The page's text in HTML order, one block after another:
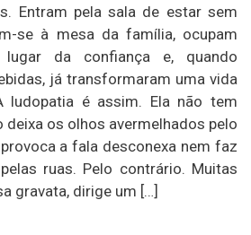
Entram pela sala de estar sem
se à mesa da família, ocupam
lugar da confiança e, quando
já transformaram uma vida
ludopatia é assim. Ela não tem
deixa os olhos avermelhados pelo
a fala desconexa nem faz
ruas. Pelo contrário. Muitas
gravata, dirige um […]